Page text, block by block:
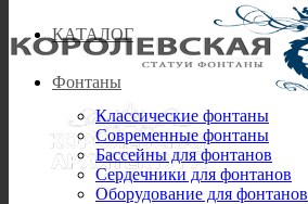
КАТАЛОГ
Фонтаны
Классические фонтаны
Современные фонтаны
Бассейны для фонтанов
Сердечники для фонтанов
Оборудование для фонтанов